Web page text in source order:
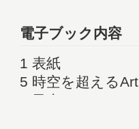
電子ブック内容
1 表紙
5 時空を超えるArt
6 目次